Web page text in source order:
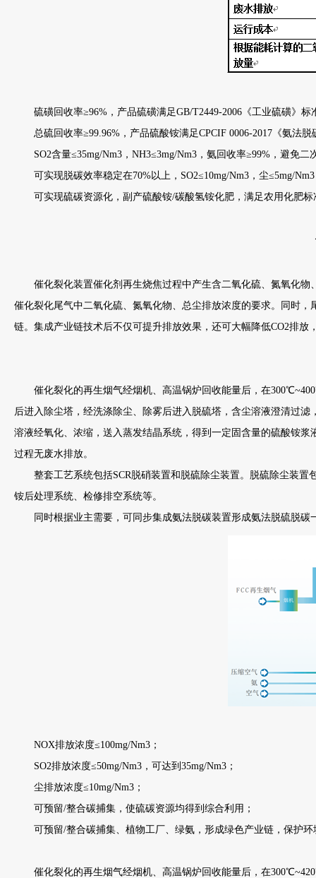
硫磺回收率≥96%，产品硫磺满足GB/T2449-2006《工业硫磺》标
总硫回收率≥99.96%，产品硫酸铵满足CPCIF 0006-2017《氨法脱
SO2含量≤35mg/Nm3，NH3≤3mg/Nm3，氨回收率≥99%，避免二
可实现脱碳效率稳定在70%以上，SO2≤10mg/Nm3，尘≤5mg/
可实现硫碳资源化，副产硫酸铵/碳酸氢铵化肥，满足农用化肥标
催化裂化装置催化剂再生烧焦过程中产生含二氧化硫、氮氧化物
催化裂化尾气中二氧化硫、氮氧化物、总尘排放浓度的要求。同时
链。集成产业链技术后不仅可提升排放效果，还可大幅降低CO2排
催化裂化的再生烟气经烟机、高温锅炉回收能量后，在
后进入除尘塔，经洗涤除尘、除雾后进入脱硫塔，含尘溶液澄清过
溶液经氧化、浓缩，送入蒸发结晶系统，得到一定固含量的硫酸铵
过程无废水排放。
整套工艺系统包括SCR脱硝装置和脱硫除尘装置。脱硫除尘装置
铵后处理系统、检修排空系统等。
同时根据业主需要，可同步集成氨法脱碳装置形成氨法脱硫脱碳
NOX排放浓度≤100mg/Nm3；
SO2排放浓度≤50mg/Nm3，可达到35mg/Nm3；
尘排放浓度≤10mg/Nm3；
可预留/整合碳捕集，使硫碳资源均得到综合利用；
可预留/整合碳捕集、植物工厂、绿氨，形成绿色产业链，保护环
催化裂化的再生烟气经烟机、高温锅炉回收能量后，在